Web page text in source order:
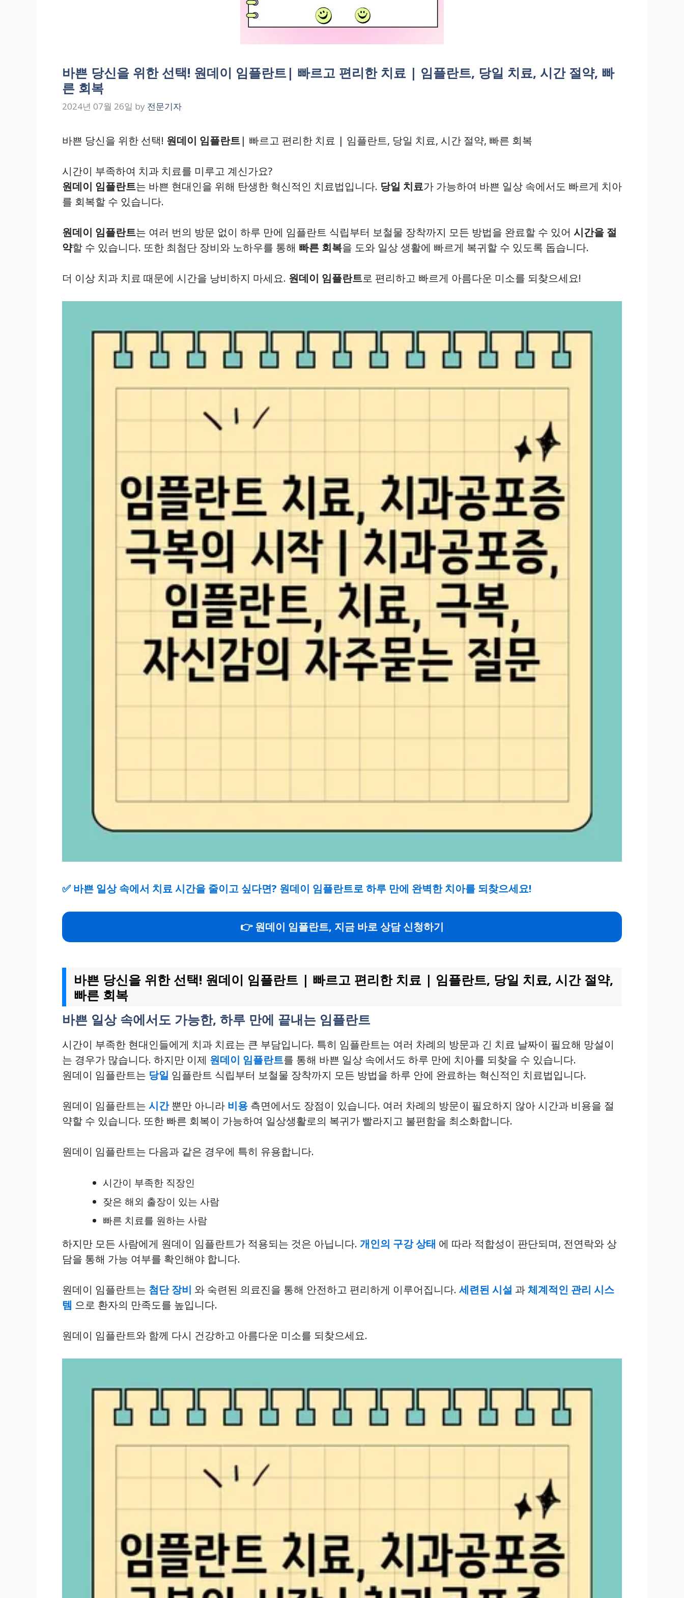
바쁜 당신을 위한 선택! 원데이 임플란트| 빠르고 편리한 치료 | 임플란트, 당일 치료, 시간 절약, 빠
른 회복
2024년 07월 26일 by 전문기자
바쁜 당신을 위한 선택! 원데이 임플란트| 빠르고 편리한 치료 | 임플란트, 당일 치료, 시간 절약, 빠른 회복
시간이 부족하여 치과 치료를 미루고 계신가요?
원데이 임플란트는 바쁜 현대인을 위해 탄생한 혁신적인 치료법입니다. 당일 치료가 가능하여 바쁜 일상 속에서도 빠르게 치아
를 회복할 수 있습니다.
원데이 임플란트는 여러 번의 방문 없이 하루 만에 임플란트 식립부터 보철물 장착까지 모든 방법을 완료할 수 있어 시간을 절
약할 수 있습니다. 또한 최첨단 장비와 노하우를 통해 빠른 회복을 도와 일상 생활에 빠르게 복귀할 수 있도록 돕습니다.
더 이상 치과 치료 때문에 시간을 낭비하지 마세요. 원데이 임플란트로 편리하고 빠르게 아름다운 미소를 되찾으세요!
✅ 바쁜 일상 속에서 치료 시간을 줄이고 싶다면? 원데이 임플란트로 하루 만에 완벽한 치아를 되찾으세요!
👉 원데이 임플란트, 지금 바로 상담 신청하기
바쁜 당신을 위한 선택! 원데이 임플란트 | 빠르고 편리한 치료 | 임플란트, 당일 치료, 시간 절약,
빠른 회복
바쁜 일상 속에서도 가능한, 하루 만에 끝내는 임플란트
시간이 부족한 현대인들에게 치과 치료는 큰 부담입니다. 특히 임플란트는 여러 차례의 방문과 긴 치료 날짜이 필요해 망설이
는 경우가 많습니다. 하지만 이제 원데이 임플란트를 통해 바쁜 일상 속에서도 하루 만에 치아를 되찾을 수 있습니다.
원데이 임플란트는 당일 임플란트 식립부터 보철물 장착까지 모든 방법을 하루 안에 완료하는 혁신적인 치료법입니다.
원데이 임플란트는 시간뿐만 아니라 비용 측면에서도 장점이 있습니다. 여러 차례의 방문이 필요하지 않아 시간과 비용을 절
약할 수 있습니다. 또한 빠른 회복이 가능하여 일상생활로의 복귀가 빨라지고 불편함을 최소화합니다.
원데이 임플란트는 다음과 같은 경우에 특히 유용합니다.
시간이 부족한 직장인
잦은 해외 출장이 있는 사람
빠른 치료를 원하는 사람
하지만 모든 사람에게 원데이 임플란트가 적용되는 것은 아닙니다. 개인의 구강 상태 에 따라 적합성이 판단되며, 전연락와 상
담을 통해 가능 여부를 확인해야 합니다.
원데이 임플란트는 첨단 장비 와 숙련된 의료진을 통해 안전하고 편리하게 이루어집니다. 세련된 시설 과체계적인 관리 시스
템 으로 환자의 만족도를 높입니다.
원데이 임플란트와 함께 다시 건강하고 아름다운 미소를 되찾으세요.